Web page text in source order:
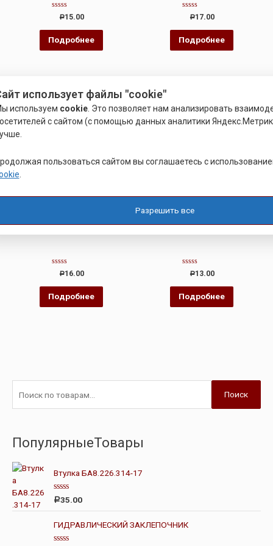
Оценка
из
5
Р15.00
Подробнее
Оценка
из
5
Р17.00
Подробнее
ВТУЛКА ЗАКЛАДНАЯ
Оценка
из
5
Р16.00
Подробнее
ЗАКЛАДНЫЕ ВТУЛКИ
ЗАКЛАДНЫЕ ВТУЛКИ
Оценка
из
5
Р13.00
Подробнее
Поиск
ПопулярныеТовары
Втулка БА8.226.314-17
О
н
к
а
Р35.00
ГИДРАВЛИЧЕСКИЙ ЗАКЛЕПОЧНИК
использует файлы "cookie"
используем cookie. Это позволяет нам анализировать
с сайтом (с помощью данных аналитики
пользоваться сайтом вы соглашаетесь с
Разрешить все